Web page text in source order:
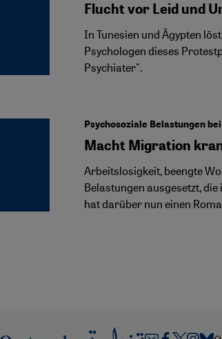
Flucht vor Leid und
In Tunesien und Ägypten
Psychologen dieses
Psychiater".
Psychosoziale Belastungen
Macht Migration
Arbeitslosigkeit, beengte
Belastungen ausgesetzt,
hat darüber nun einen